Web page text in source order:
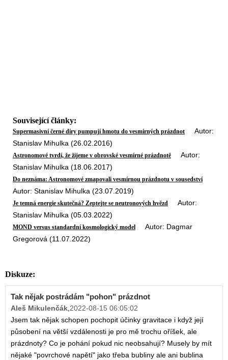
Související články:
Supermasivní černé díry pumpují hmotu do vesmírných prázdnot Autor:
Stanislav Mihulka (26.02.2016)
Astronomové tvrdí, že žijeme v obrovské vesmírné prázdnotě Autor:
Stanislav Mihulka (18.06.2017)
Do neznáma: Astronomové zmapovali vesmírnou prázdnotu v sousedství
Autor: Stanislav Mihulka (23.07.2019)
Je temná energie skutečná? Zeptejte se neutronových hvězd Autor:
Stanislav Mihulka (05.03.2022)
MOND versus standardní kosmologický model Autor: Dagmar
Gregorová (11.07.2022)
Diskuze:
Tak nějak postrádám "pohon" prázdnot
Aleš Mikulenčák,2022-08-15 06:05:02
Jsem tak nějak schopen pochopit účinky gravitace i když její
působení na větší vzdálenosti je pro mě trochu oříšek, ale
prázdnoty? Co je pohání pokud nic neobsahují? Musely by mít
nějaké "povrchové napětí" jako třeba bubliny ale ani bublina